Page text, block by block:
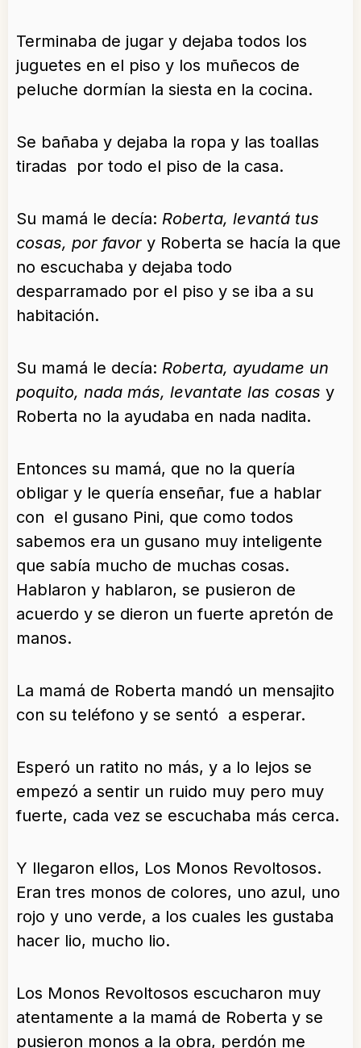
Terminaba de jugar y dejaba todos los
juguetes en el piso y los muñecos de
peluche dormían la siesta en la cocina.
Se bañaba y dejaba la ropa y las toallas
tiradas por todo el piso de la casa.
Su mamá le decía: Roberta, levantá tus
cosas, por favor y Roberta se hacía la que
no escuchaba y dejaba todo
desparramado por el piso y se iba a su
habitación.
Su mamá le decía: Roberta, ayudame un
poquito, nada más, levantate las cosas y
Roberta no la ayudaba en nada nadita.
Entonces su mamá, que no la quería
obligar y le quería enseñar, fue a hablar
con el gusano Pini, que como todos
sabemos era un gusano muy inteligente
que sabía mucho de muchas cosas.
Hablaron y hablaron, se pusieron de
acuerdo y se dieron un fuerte apretón de
manos.
La mamá de Roberta mandó un mensajito
con su teléfono y se sentó a esperar.
Esperó un ratito no más, y a lo lejos se
empezó a sentir un ruido muy pero muy
fuerte, cada vez se escuchaba más cerca.
Y llegaron ellos, Los Monos Revoltosos.
Eran tres monos de colores, uno azul, uno
rojo y uno verde, a los cuales les gustaba
hacer lio, mucho lio.
Los Monos Revoltosos escucharon muy
atentamente a la mamá de Roberta y se
pusieron monos a la obra, perdón me